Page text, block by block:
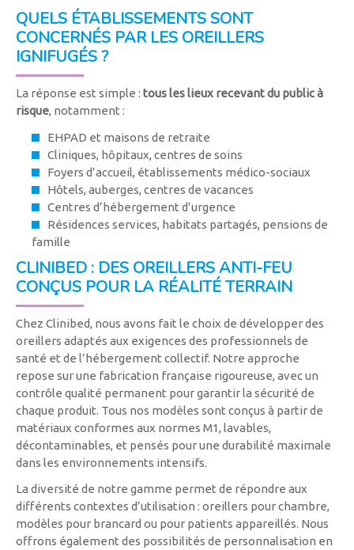
QUELS ÉTABLISSEMENTS SONT
CONCERNÉS PAR LES OREILLERS
IGNIFUGÉS ?
La réponse est simple : tous les lieux recevant du public à
risque, notamment :
EHPAD et maisons de retraite
Cliniques, hôpitaux, centres de soins
Foyers d’accueil, établissements médico-sociaux
Hôtels, auberges, centres de vacances
Centres d’hébergement d’urgence
Résidences services, habitats partagés, pensions de
famille
CLINIBED : DES OREILLERS ANTI-FEU
CONÇUS POUR LA RÉALITÉ TERRAIN
Chez Clinibed, nous avons fait le choix de développer des
oreillers adaptés aux exigences des professionnels de
santé et de l’hébergement collectif. Notre approche
repose sur une fabrication française rigoureuse, avec un
contrôle qualité permanent pour garantir la sécurité de
chaque produit. Tous nos modèles sont conçus à partir de
matériaux conformes aux normes M1, lavables,
décontaminables, et pensés pour une durabilité maximale
dans les environnements intensifs.
La diversité de notre gamme permet de répondre aux
différents contextes d’utilisation : oreillers pour chambre,
modèles pour brancard ou pour patients appareillés. Nous
offrons également des possibilités de personnalisation en